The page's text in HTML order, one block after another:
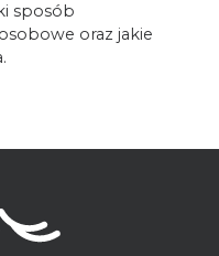
sposób
oraz jakie